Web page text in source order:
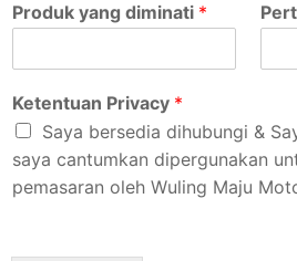
Produk yang diminati *
Ketentuan Privacy *
Saya bersedia dihubungi &
saya cantumkan dipergunakan
pemasaran oleh Wuling Maju